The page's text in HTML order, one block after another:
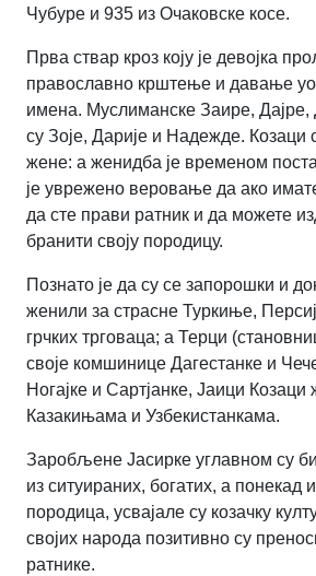
Чубуре и 935 из Очаковске косе.
Прва ствар кроз коју је девојка
православно крштење и давање
имена. Муслиманске Заире, Дајре,
су Зоје, Дарије и Надежде. Козаци
жене: а женидба је временом
је уврежено веровање да ако
да сте прави ратник и да можете
бранити своју породицу.
Познато је да су се запорошки и
женили за страсне Туркиње,
грчких трговаца; а Терци
своје комшинице Дагестанке и
Ногајке и Сартјанке, Јаици Козаци
Казакињама и Узбекистанкама.
Заробљене Јасирке углавном су
из ситуираних, богатих, а понекад
породица, усвајале су козачку
својих народа позитивно су
ратнике.